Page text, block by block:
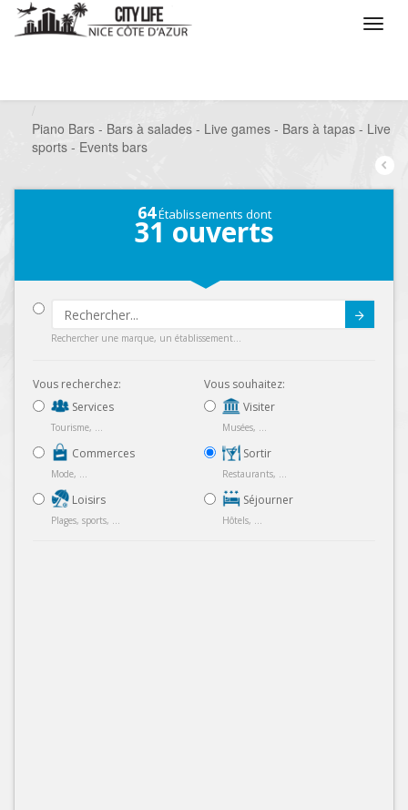
Piano Bars - Bars à salades - Live games - Bars à tapas - Live
sports - Events bars
64Établissements dont
31 ouverts
Rechercher une marque, un établissement...
Vous recherchez:
Services
Tourisme, ...
Commerces
Mode, ...
Loisirs
Plages, sports, ...
Vous souhaitez:
Visiter
Musées, ...
Sortir
Restaurants, ...
Séjourner
Hôtels, ...